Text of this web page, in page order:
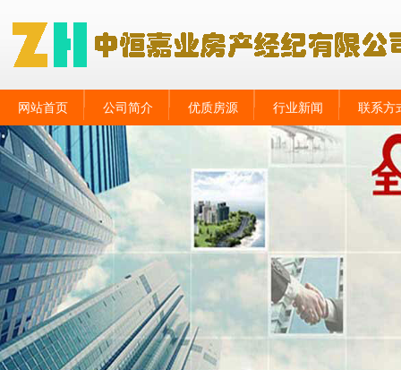
网站首页 公司简介 优质房源 行业新闻 联系方